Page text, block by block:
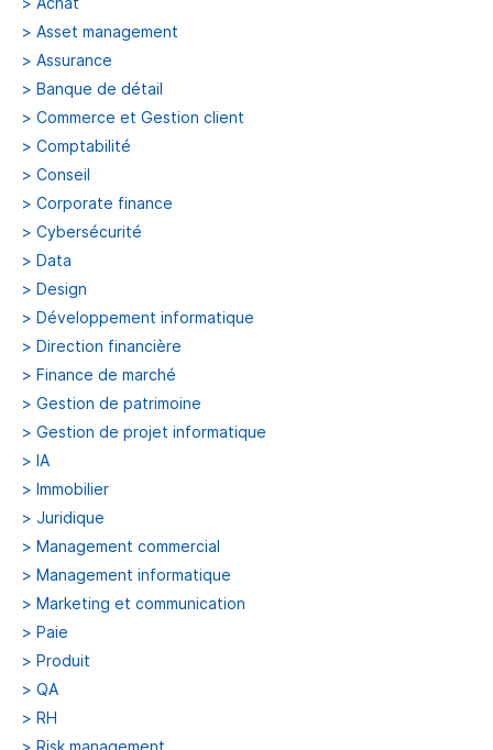
> Asset management
> Assurance
> Banque de détail
> Commerce et Gestion client
> Comptabilité
> Conseil
> Corporate finance
> Cybersécurité
> Data
> Design
> Développement informatique
> Direction financière
> Finance de marché
> Gestion de patrimoine
> Gestion de projet informatique
> IA
> Immobilier
> Juridique
> Management commercial
> Management informatique
> Marketing et communication
> Paie
> Produit
> QA
> RH
> Risk management